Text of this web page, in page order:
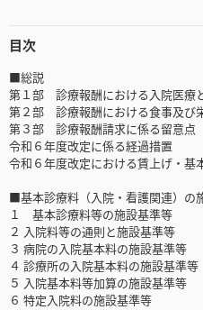
目次
■総説
第１部 診療報酬における入院医療
第２部 診療報酬における食事及び
第３部 診療報酬請求に係る留意点
令和６年度改定に係る経過措置
令和６年度改定における賃上げ・基
■基本診療料（入院・看護関連）の
１ 基本診療料等の施設基準等
２ 入院料等の通則と施設基準等
３ 病院の入院基本料の施設基準等
４ 診療所の入院基本料の施設基準等
５ 入院基本料等加算の施設基準等
６ 特定入院料の施設基準等